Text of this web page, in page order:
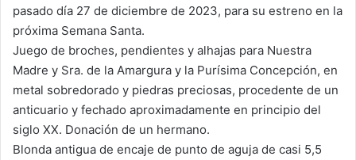
pasado día 27 de diciembre de 2023, para su estreno en la
próxima Semana Santa.
Juego de broches, pendientes y alhajas para Nuestra
Madre y Sra. de la Amargura y la Purísima Concepción, en
metal sobredorado y piedras preciosas, procedente de un
anticuario y fechado aproximadamente en principio del
siglo XX. Donación de un hermano.
Blonda antigua de encaje de punto de aguja de casi 5,5